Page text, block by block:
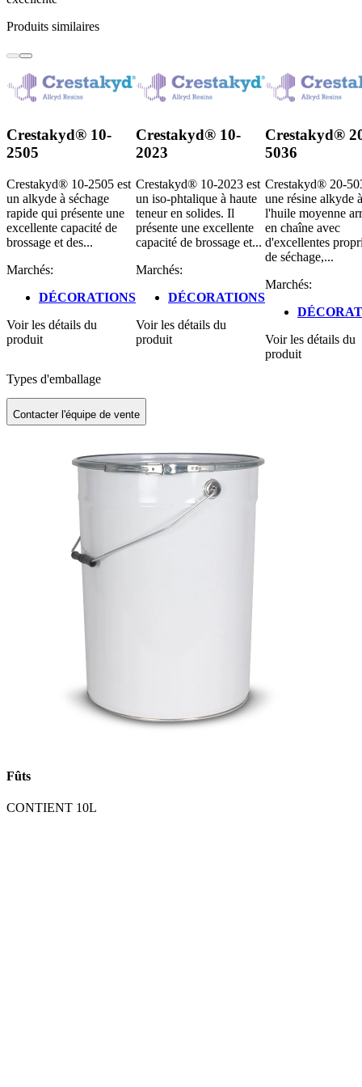
Produits similaires
Crestakyd® 10-
2505
Crestakyd® 10-2505 est
un alkyde à séchage
rapide qui présente une
excellente capacité de
brossage et des...
Marchés:
DÉCORATIONS
Voir les détails du
produit
Crestakyd® 10-
2023
Crestakyd® 10-2023 est
un iso-phtalique à haute
teneur en solides. Il
présente une excellente
capacité de brossage et...
Marchés:
DÉCORATIONS
Voir les détails du
produit
Crestakyd®
5036
Crestakyd® 20-
une résine alkyde à
l'huile moyenne
en chaîne avec
d'excellentes
de séchage,...
Marchés:
Voir les détails du
produit
Types d'emballage
Contacter l'équipe de vente
Fûts
CONTIENT 10L